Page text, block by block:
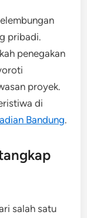
pribadi.
penegakan
proyek.
di
Bandung.
salah satu